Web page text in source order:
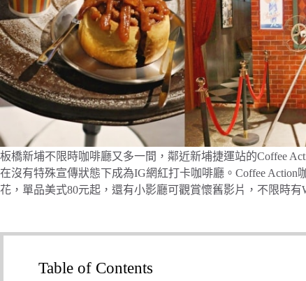
板橋新埔不限時咖啡廳又多一間，鄰近新埔捷運站的Coffee
在沒有特殊宣傳狀態下成為IG網紅打卡咖啡廳。Coffee
花，單品美式80元起，還有小影廳可觀賞懷舊影片，不限時
Table of Contents